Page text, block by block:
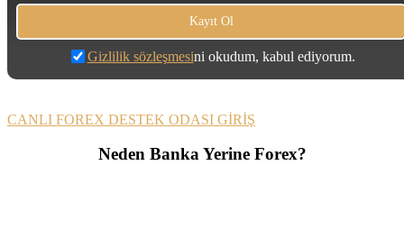
Gizlilik sözleşmesini okudum, kabul ediyorum.
CANLI FOREX DESTEK ODASI GİRİŞ
Neden Banka Yerine Forex?